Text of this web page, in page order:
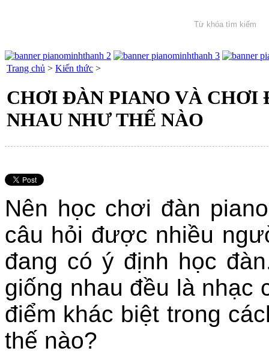
Trang chủ > Kiến thức >
CHƠI ĐÀN PIANO VÀ CHƠI
NHAU NHƯ THẾ NÀO
Nên học chơi đàn
câu hỏi được nhiều
đang có ý định học
giống nhau đều là nhạc
điểm khác biệt trong
thế nào?